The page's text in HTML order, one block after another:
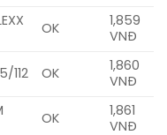
OK
1,859
VNĐ
112 OK
1,860
VNĐ
OK
1,861
VNĐ